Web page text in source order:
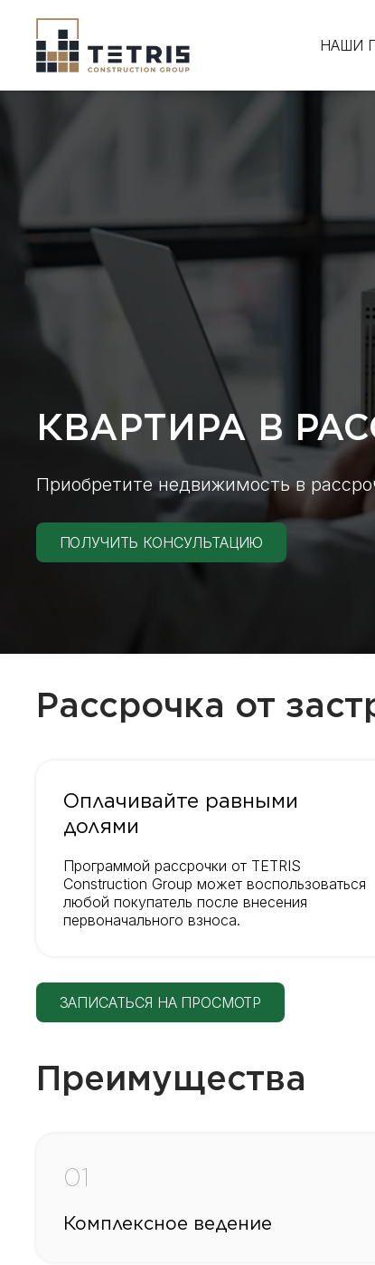
НАШИ
КВАРТИРА В
Приобретите недвижимость в
ПОЛУЧИТЬ КОНСУЛЬТАЦИЮ
Рассрочка от
Оплачивайте равными
долями
Программой рассрочки от TETRIS
Construction Group может воспользоваться
любой покупатель после внесения
первоначального взноса.
ЗАПИСАТЬСЯ НА ПРОСМОТР
Преимущества
01
Комплексное ведение